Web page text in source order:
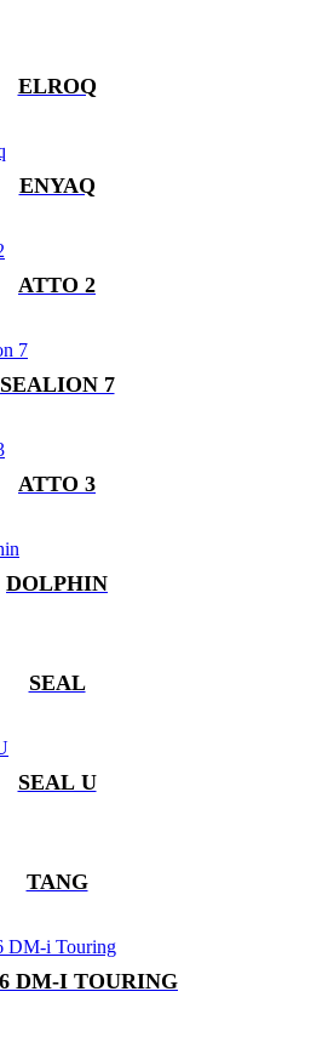
ELROQ
ENYAQ
ATTO 2
SEALION 7
ATTO 3
DOLPHIN
SEAL
SEAL U
TANG
DM-I TOURING